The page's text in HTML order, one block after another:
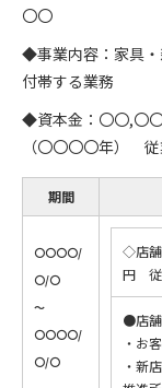
〇〇
◆事業内容：家具・
付帯する業務
◆資本金：〇〇,〇
（〇〇〇〇年）
期間
〇〇〇〇/
〇/〇
～
〇〇〇〇/
〇/〇
◇店舗
円 従
●店舗
・お
・新